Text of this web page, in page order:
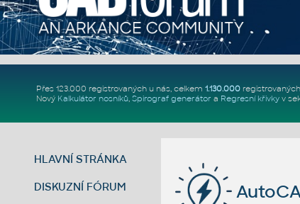
Přes 123.000 registrovaných u nás, celkem 1.130.000
Nový Kalkulátor nosníků, Spirograf generátor a Regresní křivkyv
HLAVNÍ STRÁNKA
DISKUZNÍ FÓRUM